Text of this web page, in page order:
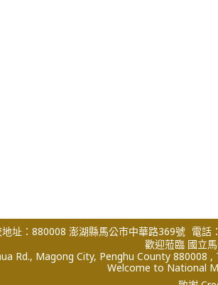
址：880008 澎湖縣馬公市中華路369號 電話
歡迎蒞臨 國立
Rd., Magong City, Penghu County 880008 ,
Welcome to National